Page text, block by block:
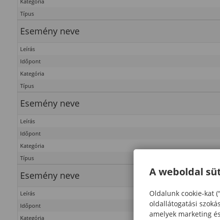
Típus
Esemény neve
Leírás
Időpont
Kategória
Típus
Esemény neve
Leírás
Időpont
Kategória
Típus
Esemény neve
Leírás
Időpont
Kategória
A weboldal
Oldalunk cookie-kat
oldallátogatási
amelyek marketing